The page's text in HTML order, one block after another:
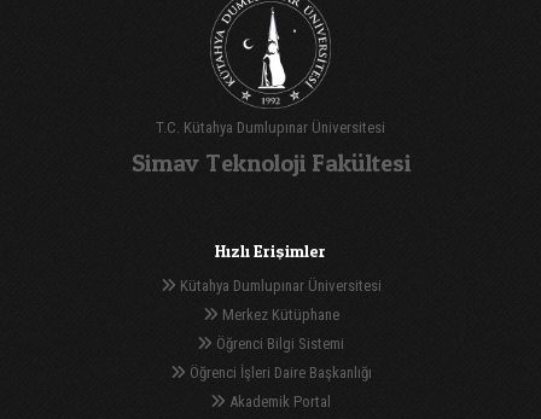
T.C. Kütahya Dumlupınar Üniversitesi
Simav Teknoloji Fakültesi
Hızlı Erişimler
Kütahya Dumlupınar Üniversitesi
Merkez Kütüphane
Öğrenci Bilgi Sistemi
Öğrenci İşleri Daire Başkanlığı
Akademik Portal